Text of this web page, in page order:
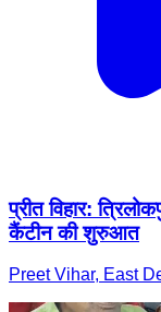
प्रीत विहार:
कैंटीन की शुरुआत
Preet Vihar, East